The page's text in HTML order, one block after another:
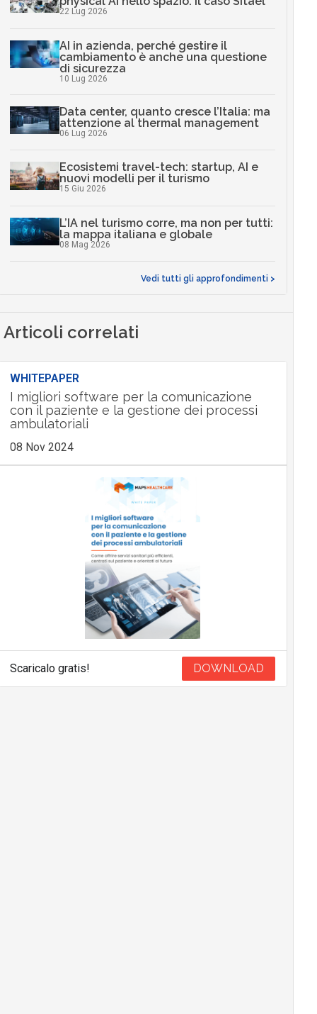
22 Lug 2026
AI in azienda, perché gestire il
cambiamento è anche una questione
di sicurezza
10 Lug 2026
Data center, quanto cresce l’Italia: ma
attenzione al thermal management
06 Lug 2026
Ecosistemi travel-tech: startup, AI e
nuovi modelli per il turismo
15 Giu 2026
L’IA nel turismo corre, ma non per tutti:
la mappa italiana e globale
08 Mag 2026
Vedi tutti gli approfondimenti >
Articoli correlati
WHITEPAPER
I migliori software per la comunicazione
con il paziente e la gestione dei processi
ambulatoriali
08 Nov 2024
Scaricalo gratis! DOWNLOAD